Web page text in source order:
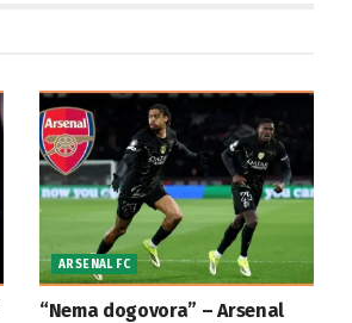
ARSENAL FC
“Nema dogovora” – Arsenal